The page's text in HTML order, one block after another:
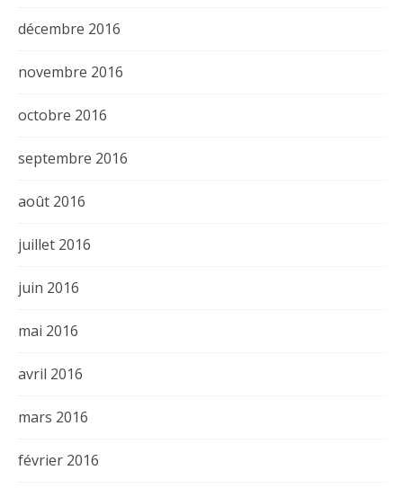
décembre 2016
novembre 2016
octobre 2016
septembre 2016
août 2016
juillet 2016
juin 2016
mai 2016
avril 2016
mars 2016
février 2016